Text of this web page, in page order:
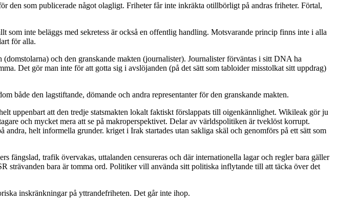
som publicerade något olagligt. Friheter får inte inkräkta otillbörligt på andras friheter. Förtal,
inte beläggs med sekretess är också en offentlig handling. Motsvarande princip finns inte i alla
för alla.
och den granskande makten (journalister). Journalister förväntas i sitt DNA ha
Det gör man inte för att gotta sig i avslöjanden (på det sätt som tabloider misstolkat sitt uppdrag)
både den lagstiftande, dömande och andra representanter för den granskande makten.
uppenbart att den tredje statsmakten lokalt faktiskt förslappats till oigenkännlighet. Wikileak gör ju
och mycket mera att se på makroperspektivet. Delar av världspolitiken är tveklöst korrupt.
helt informella grunder. kriget i Irak startades utan sakliga skäl och genomförs på ett sätt som
trafik övervakas, uttalanden censureras och där internationella lagar och regler bara gäller
strävanden bara är tomma ord. Politiker vill använda sitt politiska inflytande till att täcka över det
inskränkningar på yttrandefriheten. Det går inte ihop.